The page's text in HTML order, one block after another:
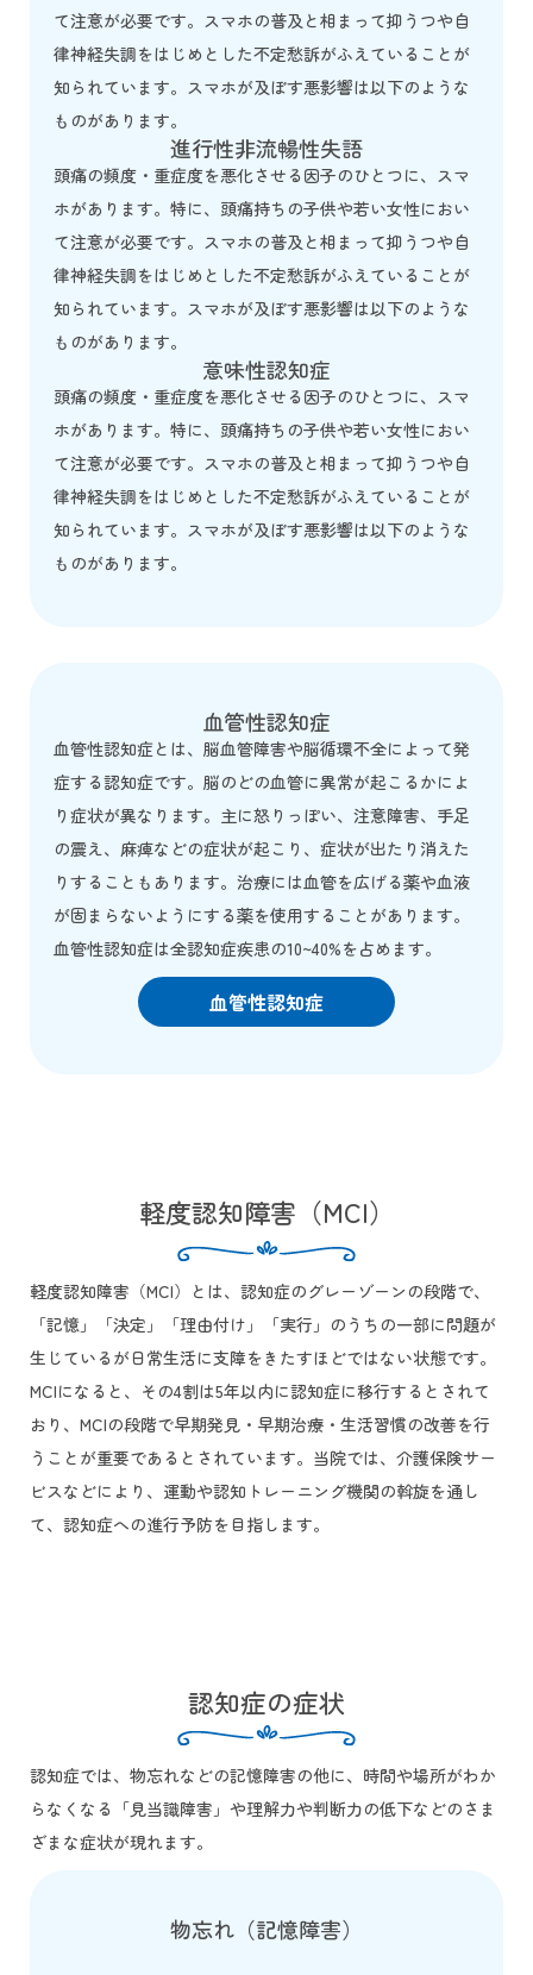
て注意が必要です。スマホの普及と相まって抑うつや自
律神経失調をはじめとした不定愁訴がふえていることが
知られています。スマホが及ぼす悪影響は以下のような
ものがあります。
進行性非流暢性失語
頭痛の頻度・重症度を悪化させる因子のひとつに、スマ
ホがあります。特に、頭痛持ちの子供や若い女性におい
て注意が必要です。スマホの普及と相まって抑うつや自
律神経失調をはじめとした不定愁訴がふえていることが
知られています。スマホが及ぼす悪影響は以下のような
ものがあります。
意味性認知症
頭痛の頻度・重症度を悪化させる因子のひとつに、スマ
ホがあります。特に、頭痛持ちの子供や若い女性におい
て注意が必要です。スマホの普及と相まって抑うつや自
律神経失調をはじめとした不定愁訴がふえていることが
知られています。スマホが及ぼす悪影響は以下のような
ものがあります。
血管性認知症
血管性認知症とは、脳血管障害や脳循環不全によって発
症する認知症です。脳のどの血管に異常が起こるかによ
り症状が異なります。主に怒りっぽい、注意障害、手足
の震え、麻痺などの症状が起こり、症状が出たり消えた
りすることもあります。治療には血管を広げる薬や血液
が固まらないようにする薬を使用することがあります。
血管性認知症は全認知症疾患の10~40%を占めます。
血管性認知症
軽度認知障害（MCI）
軽度認知障害（MCI）とは、認知症のグレーゾーンの段階で、
「記憶」「決定」「理由付け」「実行」のうちの一部に問題が
生じているが日常生活に支障をきたすほどではない状態です。
MCIになると、その4割は5年以内に認知症に移行するとされて
おり、MCIの段階で早期発見・早期治療・生活習慣の改善を行
うことが重要であるとされています。当院では、介護保険サー
ビスなどにより、運動や認知トレーニング機関の斡旋を通し
て、認知症への進行予防を目指します。
認知症の症状
認知症では、物忘れなどの記憶障害の他に、時間や場所がわか
らなくなる「見当識障害」や理解力や判断力の低下などのさま
ざまな症状が現れます。
物忘れ（記憶障害）